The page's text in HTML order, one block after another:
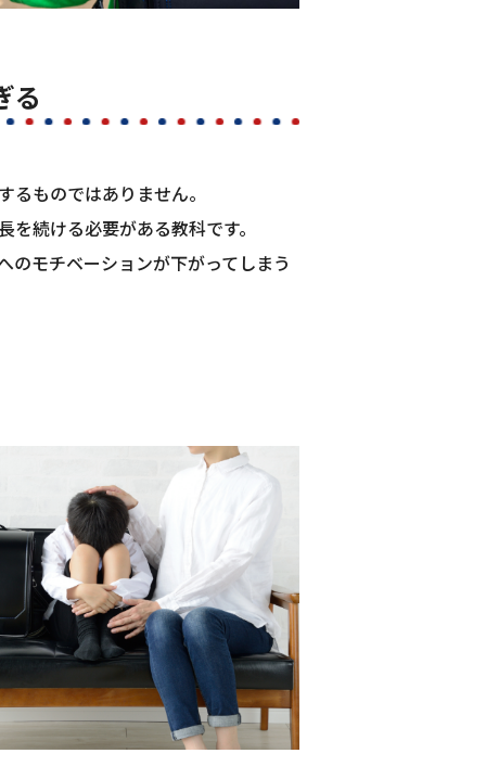
る
ものではありません。
続ける必要がある教科です。
のモチベーションが下がってしまう